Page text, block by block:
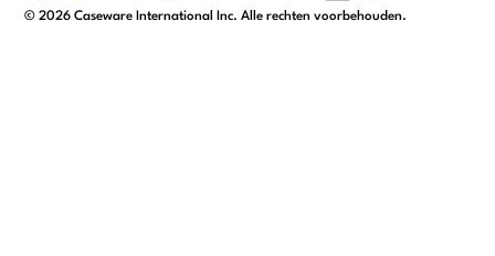
©2026 Caseware International Inc. Alle rechten voorbehouden.
linkedinyoutube